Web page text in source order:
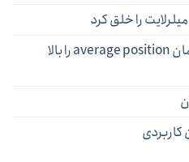
چگونه میانگین بازدید سایت یا همان average position را بالا